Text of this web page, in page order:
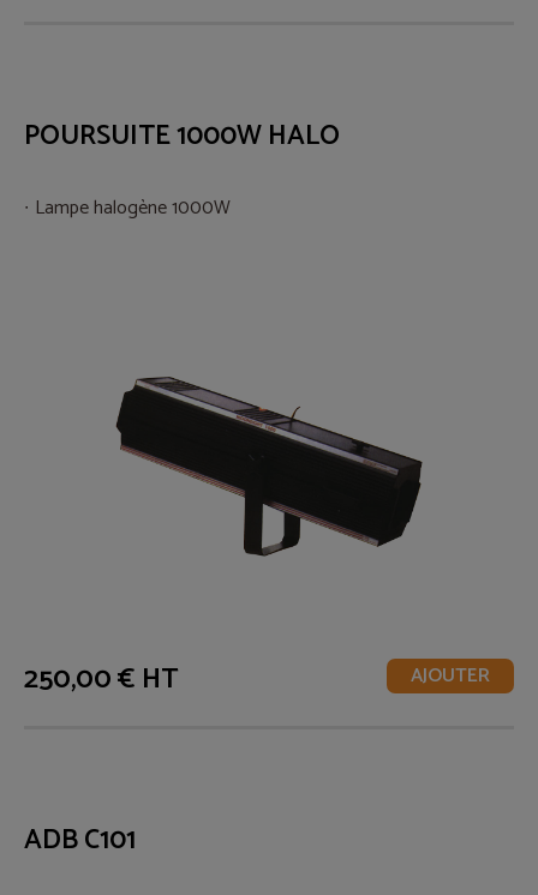
POURSUITE 1000W HALO
Lampe halogène 1000W
250,00 € HT AJOUTER
ADB C101